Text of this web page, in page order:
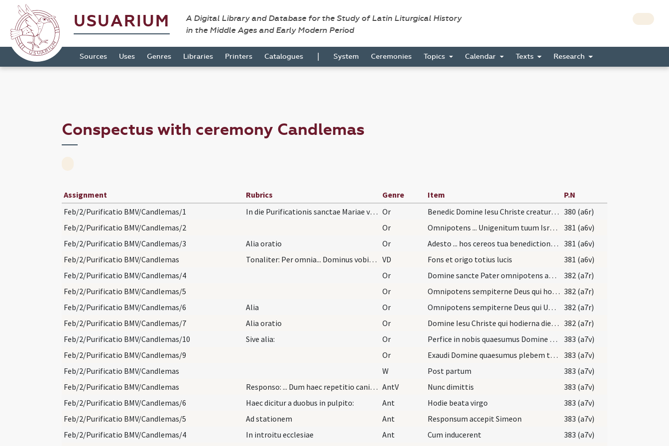
USUARIUM
A Digital Library and Database for the Study of Latin Liturgical History
in the Middle Ages and Early Modern Period
Sources Uses Genres Libraries Printers Catalogues | System Ceremonies Topics Calendar Texts Research
Conspectus with ceremony Candlemas
Assignment Rubrics Genre Item
P.N
Feb/2/Purificatio BMV/Candlemas/1
In die Purificationis sanctae Mariae virginis ant… Or Benedic Domine Iesu Christe creaturam cereorum ... servientes tibi. 380 (a6r)
Feb/2/Purificatio BMV/Candlemas/2
Or Omnipotens ... Unigenitum tuum Israeliticae legi carnaliter subiectum ... in templo praesentari fecisti ... periculis exuantur.
381 (a6v)
Feb/2/Purificatio BMV/Candlemas/3
Alia oratio Or Adesto ... hos cereos tua benedictione perfunde quatenus fidelis populus ... veritatis oberret. 381 (a6v)
Feb/2/Purificatio BMV/Candlemas
Tonaliter: Per omnia... Dominus vobiscum... Sursu… VD Fons et origo totius lucis
381 (a6v)
Feb/2/Purificatio BMV/Candlemas/4
Or Domine sancte Pater omnipotens aeterne Deus qui omnia ex nihilo creasti ... ad cerei perfectionem ... pretioso sanguine Filii tui.
382 (a7r)
Feb/2/Purificatio BMV/Candlemas/5
Or Omnipotens sempiterne Deus qui hodierna die Unigenitum tuum ulnis Simeonis ... praesentare mereamur. 382 (a7r)
Feb/2/Purificatio BMV/Candlemas/6
Alia Or Omnipotens sempiterne Deus qui Unigenitum tuum ante tempora genitum de te ... ad accendendum misisti .. mereamur irradiari.
382 (a7r)
Feb/2/Purificatio BMV/Candlemas/7
Alia oratio Or Domine Iesu Christe qui hodierna die in nostrae carnis substantia hominibus apparens a parentibus in templo es praesentatus ... fideliter diligamus. 382 (a7r)
Feb/2/Purificatio BMV/Candlemas/10
Sive alia: Or Perfice in nobis quaesumus Domine gratiam tuam qui iusti Simeonis ... obtineamus aeternam.
383 (a7v)
Feb/2/Purificatio BMV/Candlemas/9
Or Exaudi Domine quaesumus plebem tuam et quae extrinsecus ... lucem concede.
383 (a7v)
Feb/2/Purificatio BMV/Candlemas
W Post partum
383 (a7v)
Feb/2/Purificatio BMV/Candlemas
Responso: ... Dum haec repetitio canitur reditur… AntV Nunc dimittis
383 (a7v)
Feb/2/Purificatio BMV/Candlemas/6
Haec dicitur a duobus in pulpito: Ant Hodie beata virgo
383 (a7v)
Feb/2/Purificatio BMV/Candlemas/5
Ad stationem Ant Responsum accepit Simeon
383 (a7v)
Feb/2/Purificatio BMV/Candlemas/4
In introitu ecclesiae Ant Cum inducerent
383 (a7v)